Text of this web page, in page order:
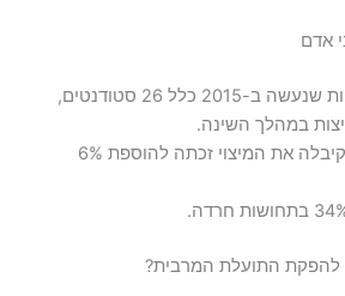
אדם
מחקר כפול סמיות שנעשה ב-2015 כלל 26 סטודנטים,
קבוצת מחקר שקיבלה את המיצוי זכתה להוספת 6%
להפקת התועלת המרבית?